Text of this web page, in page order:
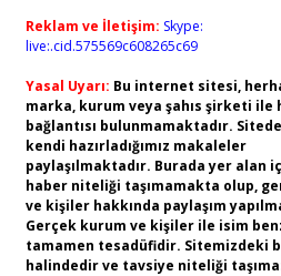
Reklam ve İletişim: Skype:
live:.cid.575569c608265c69
Yasal Uyarı: Bu internet sitesi,
marka, kurum veya şahıs şirketi ile
bağlantısı bulunmamaktadır.
kendi hazırladığımız makaleler
paylaşılmaktadır. Burada yer alan
haber niteliği taşımamakta olup,
ve kişiler hakkında paylaşım
Gerçek kurum ve kişiler ile isim
tamamen tesadüfidir. Sitemizdeki
halindedir ve tavsiye niteliği